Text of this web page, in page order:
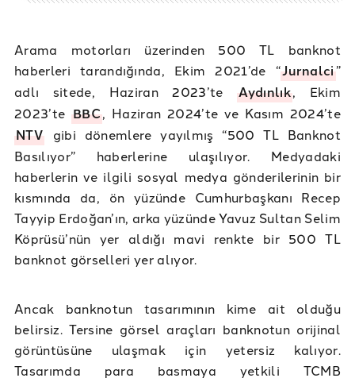
Arama motorları üzerinden 500 TL banknot
haberleri tarandığında, Ekim 2021’de “Jurnalci”
adlı sitede, Haziran 2023’teAydınlık, Ekim
2023’te BBC, Haziran 2024’te ve Kasım 2024’te
NTVgibi dönemlere yayılmış “500 TL Banknot
Basılıyor” haberlerine ulaşılıyor. Medyadaki
haberlerin ve ilgili sosyal medya gönderilerinin bir
kısmında da, ön yüzünde Cumhurbaşkanı Recep
Tayyip Erdoğan’ın, arka yüzünde Yavuz Sultan Selim
Köprüsü’nün yer aldığı mavi renkte bir 500 TL
banknot görselleri yer alıyor.
Ancak banknotun tasarımının kime ait olduğu
belirsiz. Tersine görsel araçları banknotun orijinal
görüntüsüne ulaşmak için yetersiz kalıyor.
Tasarımda para basmaya yetkili TCMB